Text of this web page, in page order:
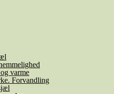
varme
Forvandling